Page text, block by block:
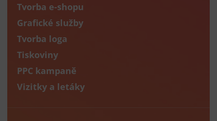
Tvorba e-shopu
Grafické služby
Tvorba loga
Tiskoviny
PPC kampaně
Vizitky a letáky